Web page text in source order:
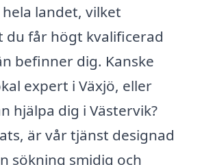
landet, vilket
får högt kvalificerad
befinner dig. Kanske
expert i Växjö, eller
hjälpa dig i Västervik?
är vår tjänst designad
sökning smidig och